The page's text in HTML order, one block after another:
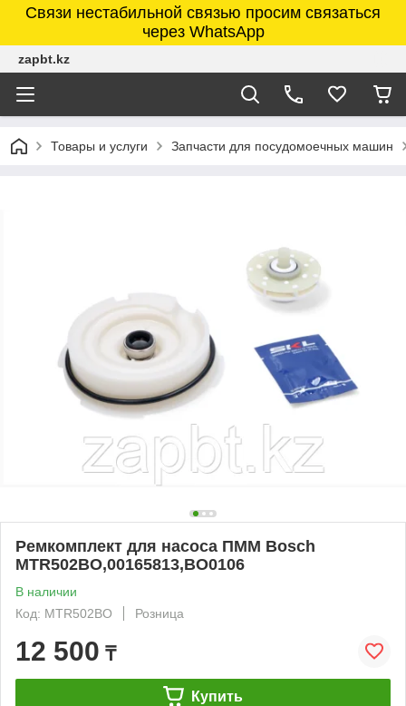
Связи нестабильной связью просим связаться
через WhatsApp
zapbt.kz
Товары и услуги Запчасти для посудомоечных машин
Ремкомплект для насоса ПММ Bosch
MTR502BO,00165813,BO0106
В наличии
Код: MTR502BO
Розница
12 500 ₸
Купить